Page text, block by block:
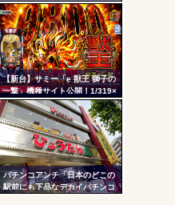
営業をもって閉店へ
【新台】サミー「e 獣王 獅子の
一撃」機種サイト公開！1/319×
ドデカSTRAIGHT、右の1/2で平
均9,800個のサバチャンに突入
パチンコアンチ「日本のどこの
駅前にも下品なデカイパチンコ